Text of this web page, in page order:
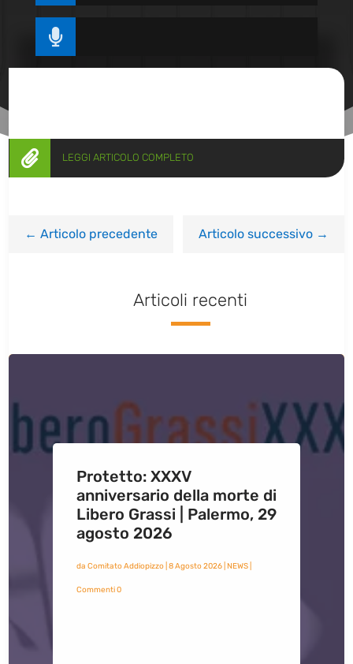

 LEGGI ARTICOLO COMPLETO
←Articolo precedente Articolo successivo→
Articoli recenti
Protetto: XXXV
anniversario della morte di
Libero Grassi | Palermo, 29
agosto 2026
da Comitato Addiopizzo| 8 Agosto 2026| NEWS|
Commenti 0